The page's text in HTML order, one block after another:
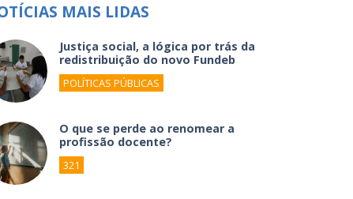
MAIS LIDAS
Justiça social, a lógica por trás da
redistribuição do novo Fundeb
POLÍTICAS PÚBLICAS
O que se perde ao renomear a
profissão docente?
321